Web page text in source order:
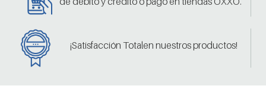
¡Satisfacción Totalen nuestros productos!